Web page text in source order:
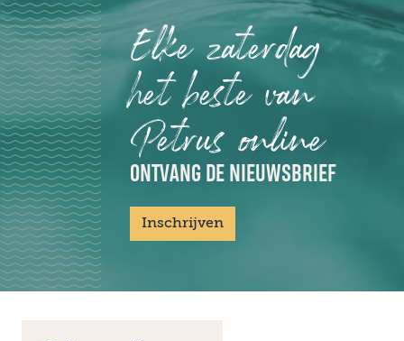
Elke zaterdag
het beste van
Petrus online
ONTVANG DE NIEUWSBRIEF
Inschrijven